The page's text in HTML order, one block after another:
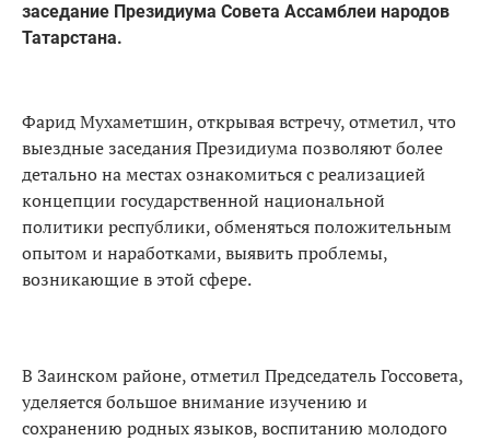
заседание Президиума Совета Ассамблеи народов
Татарстана.
Фарид Мухаметшин, открывая встречу, отметил, что
выездные заседания Президиума позволяют более
детально на местах ознакомиться с реализацией
концепции государственной национальной
политики республики, обменяться положительным
опытом и наработками, выявить проблемы,
возникающие в этой сфере.
В Заинском районе, отметил Председатель Госсовета,
уделяется большое внимание изучению и
сохранению родных языков, воспитанию молодого